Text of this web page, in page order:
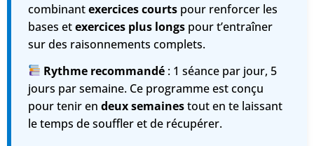
combinantexercices courts pour renforcer les
bases etexercices plus longs pour t’entraîner
sur des raisonnements complets.
Rythme recommandé : 1 séance par jour, 5
jours par semaine. Ce programme est conçu
pour tenir en deux semainestout en te laissant
le temps de souffler et de récupérer.